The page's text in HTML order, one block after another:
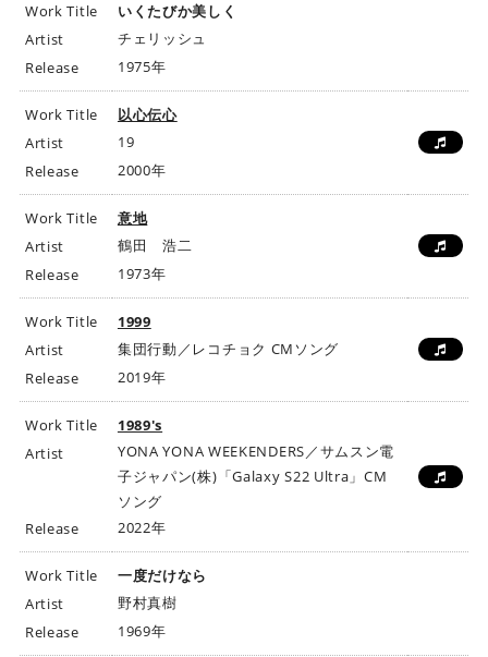
Work Title
いくたびか美しく
Artist
チェリッシュ
Release
1975年
Work Title
以心伝心
Artist
19
Release
2000年
Work Title
意地
Artist
鶴田 浩二
Release
1973年
Work Title
1999
Artist
集団行動／レコチョク CMソング
Release
2019年
Work Title
1989's
Artist
YONA YONA WEEKENDERS／サムスン電
子ジャパン(株)「Galaxy S22 Ultra」CM
ソング
Release
2022年
Work Title
一度だけなら
Artist
野村真樹
Release
1969年